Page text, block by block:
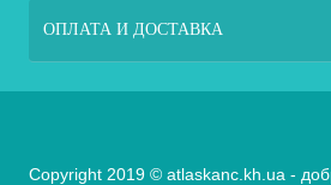
ОПЛАТА И ДОСТАВКА
Copyright 2019 © atlaskanc.kh.ua -